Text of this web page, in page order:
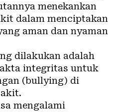
menekankan
dalam menciptakan
aman dan nyaman
dilakukan adalah
integritas untuk
(bullying) di
mengalami